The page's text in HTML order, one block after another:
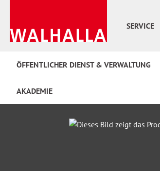
SERVICE
ÖFFENTLICHER DIENST & VERWALTUNG
AKADEMIE
Bildergalerie überspringen